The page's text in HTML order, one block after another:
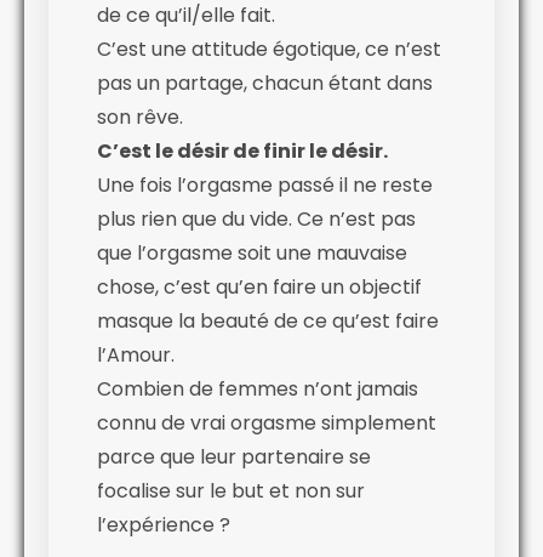
de ce qu’il/elle fait.
C’est une attitude égotique, ce n’est
pas un partage, chacun étant dans
son rêve.
C’est le désir de finir le désir.
Une fois l’orgasme passé il ne reste
plus rien que du vide. Ce n’est pas
que l’orgasme soit une mauvaise
chose, c’est qu’en faire un objectif
masque la beauté de ce qu’est faire
l’Amour.
Combien de femmes n’ont jamais
connu de vrai orgasme simplement
parce que leur partenaire se
focalise sur le but et non sur
l’expérience ?